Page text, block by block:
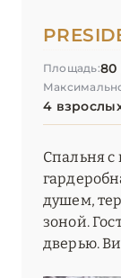
Площадь:80
4
Спальня с
душем,
зоной.
дверью.